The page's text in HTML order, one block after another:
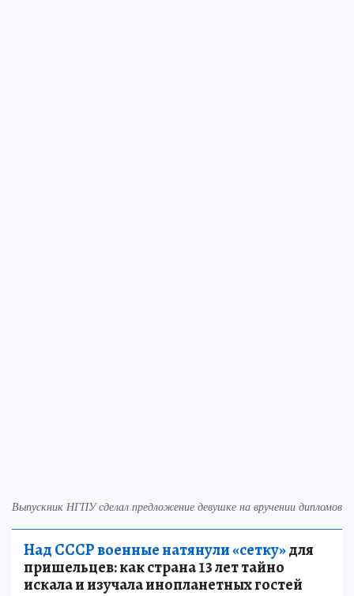
Выпускник НГПУ сделал предложение девушке на вручении дипломов
Над СССР военные натянули «сетку»для
пришельцев: как страна 13 лет тайно
искала и изучала инопланетных гостей